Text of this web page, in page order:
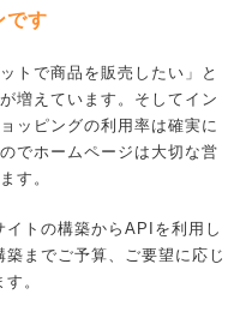
です
トで商品を販売したい」と
増えています。そしてイン
ッピングの利用率は確実に
でホームページは大切な営
す。
トの構築からAPIを利用し
までご予算、ご要望に応じ
。